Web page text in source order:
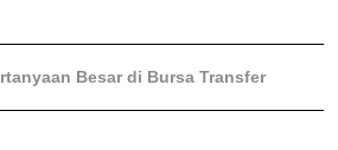
Besar di Bursa Transfer